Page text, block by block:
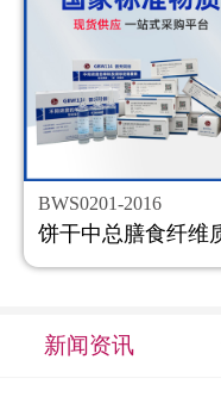
BWS0201-2016
新闻资讯